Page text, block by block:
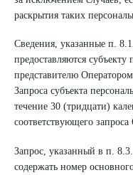
раскрытия таких
Сведения, указанные п.
предоставляются
представителю
Запроса субъекта
течение 30 (тридцати)
соответствующего
Запрос, указанный в п.
содержать номер